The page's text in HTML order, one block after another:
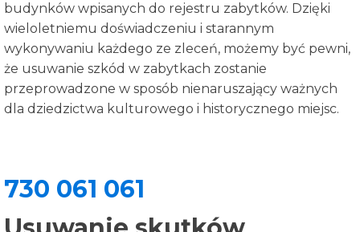
budynków wpisanych do rejestru zabytków. Dzięki
wieloletniemu doświadczeniu i starannym
wykonywaniu każdego ze zleceń, możemy być pewni,
że usuwanie szkód w zabytkach zostanie
przeprowadzone w sposób nienaruszający ważnych
dla dziedzictwa kulturowego i historycznego miejsc.
730 061 061